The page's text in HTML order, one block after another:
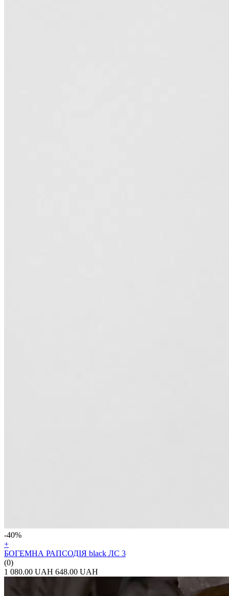
-40%
+
БОГЕМНА РАПСОДІЯ black ЛС 3
(0)
1 080.00 UAH 648.00 UAH